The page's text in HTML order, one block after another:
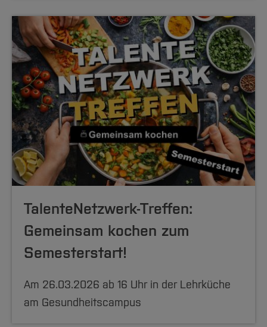
TalenteNetzwerk-Treffen:
Gemeinsam kochen zum
Semesterstart!
Am 26.03.2026 ab 16 Uhr in der Lehrküche
am Gesundheitscampus